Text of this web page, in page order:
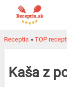
Receptia » TOP
Kaša z